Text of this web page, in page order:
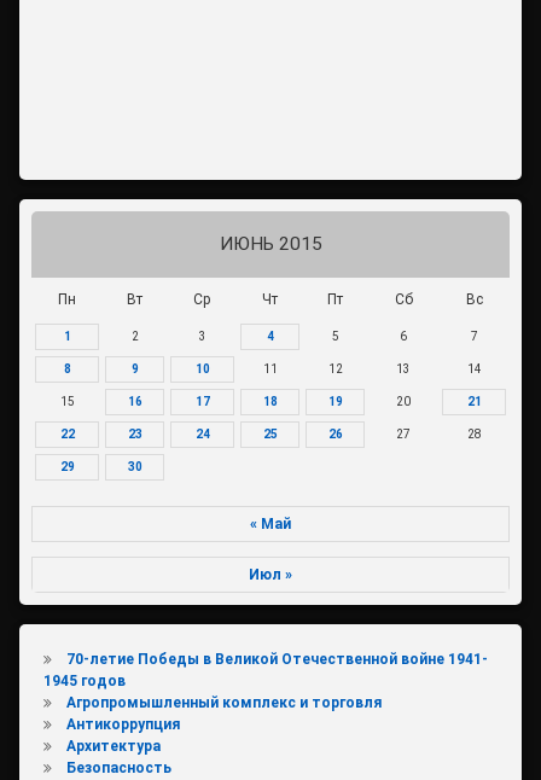
ИЮНЬ 2015
Пн Вт Ср Чт Пт Сб Вс
1 2 3 4 5 6 7
8 9 10 11 12 13 14
15 16 17 18 19 20 21
22 23 24 25 26 27 28
29 30
« Май
Июл »
70-летие Победы в Великой Отечественной войне 1941-
1945 годов
Агропромышленный комплекс и торговля
Антикоррупция
Архитектура
Безопасность